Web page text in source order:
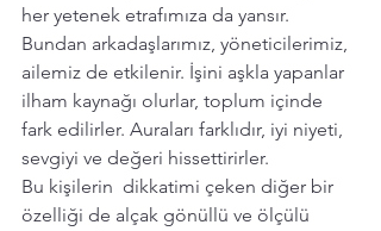
her yetenek etrafımıza da yansır.
Bundan arkadaşlarımız, yöneticilerimiz,
ailemiz de etkilenir. İşini aşkla yapanlar
ilham kaynağı olurlar, toplum içinde
fark edilirler. Auraları farklıdır, iyi niyeti,
sevgiyi ve değeri hissettirirler.
Bu kişilerin  dikkatimi çeken diğer bir
özelliği de alçak gönüllü ve ölçülü